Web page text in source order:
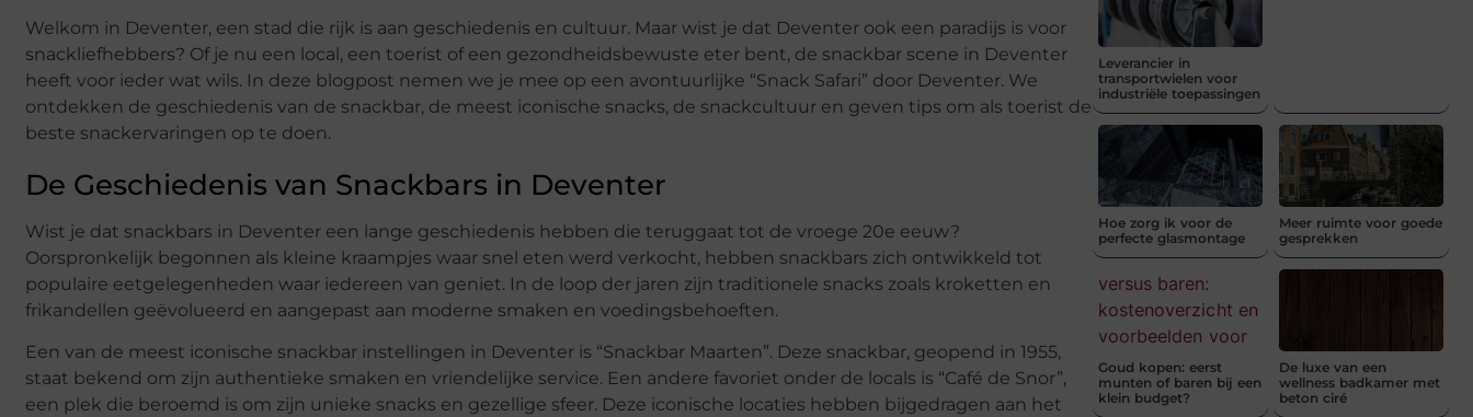
Welkom in Deventer, een stad die rijk is aan geschiedenis en cultuur. Maar wist je dat Deventer ook een paradijs is voor
snackliefhebbers? Of je nu een local, een toerist of een gezondheidsbewuste eter bent, de snackbar scene in Deventer
heeft voor ieder wat wils. In deze blogpost nemen we je mee op een avontuurlijke “Snack Safari” door Deventer. We
ontdekken de geschiedenis van de snackbar, de meest iconische snacks, de snackcultuur en geven tips om als toerist de
beste snackervaringen op te doen.
De Geschiedenis van Snackbars in Deventer
Wist je dat snackbars in Deventer een lange geschiedenis hebben die teruggaat tot de vroege 20e eeuw?
Oorspronkelijk begonnen als kleine kraampjes waar snel eten werd verkocht, hebben snackbars zich ontwikkeld tot
populaire eetgelegenheden waar iedereen van geniet. In de loop der jaren zijn traditionele snacks zoals kroketten en
frikandellen geëvolueerd en aangepast aan moderne smaken en voedingsbehoeften.
Een van de meest iconische snackbar instellingen in Deventer is “Snackbar Maarten”. Deze snackbar, geopend in 1955,
staat bekend om zijn authentieke smaken en vriendelijke service. Een andere favoriet onder de locals is “Café de Snor”,
een plek die beroemd is om zijn unieke snacks en gezellige sfeer. Deze iconische locaties hebben bijgedragen aan het
Leverancier in
transportwielen voor
industriële toepassingen
Hoe zorg ik voor de
perfecte glasmontage
Meer ruimte voor goede
gesprekken
Goud kopen: eerst
munten of baren bij een
klein budget?
De luxe van een
wellness badkamer met
beton ciré